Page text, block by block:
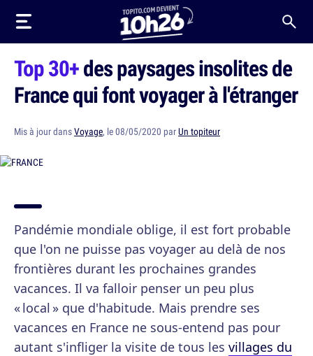
Top 30+des paysages insolites de
France qui font voyager à l'étranger
Mis à jour dansVoyage, le 08/05/2020 parUn topiteur
Pandémie mondiale oblige, il est fort probable
que l'on ne puisse pas voyager au delà de nos
frontières durant les prochaines grandes
vacances. Il va falloir penser un peu plus
« local » que d'habitude. Mais prendre ses
vacances en France ne sous-entend pas pour
autant s'infliger la visite de tous les villages du